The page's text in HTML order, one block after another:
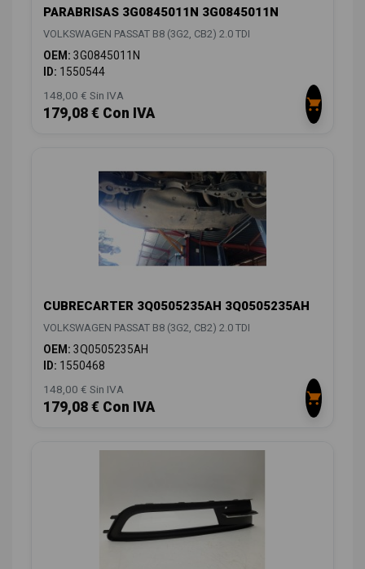
PARABRISAS 3G0845011N 3G0845011N
VOLKSWAGEN PASSAT B8 (3G2, CB2) 2.0 TDI
OEM: 3G0845011N
ID: 1550544
148,00 € Sin IVA
179,08 € Con IVA
CUBRECARTER 3Q0505235AH 3Q0505235AH
VOLKSWAGEN PASSAT B8 (3G2, CB2) 2.0 TDI
OEM: 3Q0505235AH
ID: 1550468
148,00 € Sin IVA
179,08 € Con IVA